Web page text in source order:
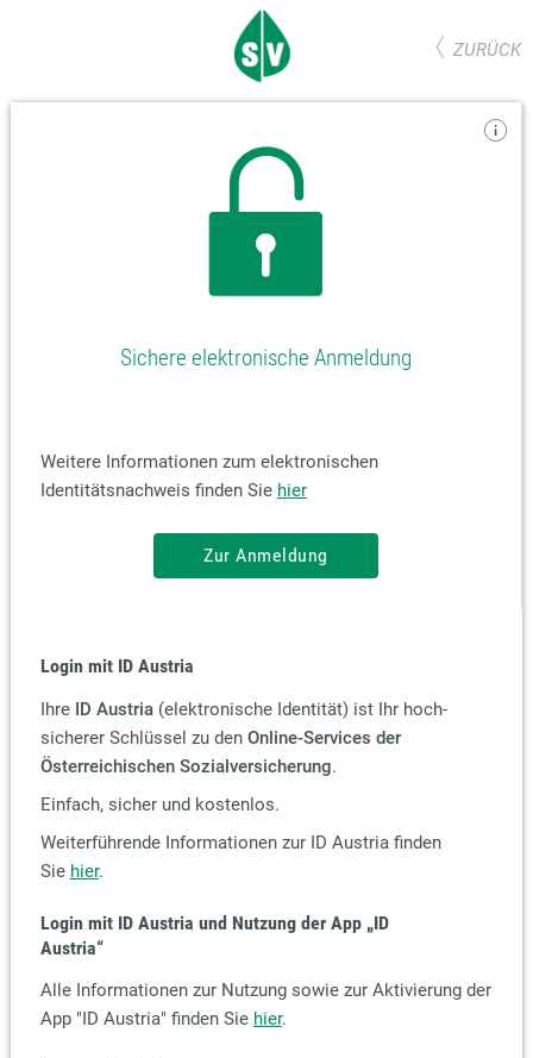
ZURÜCK
Sichere elektronische Anmeldung
Weitere Informationen zum elektronischen
Identitätsnachweis finden Sie hier
Zur Anmeldung
Login mit ID Austria
Ihre ID Austria(elektronische Identität) ist Ihr hoch-
sicherer Schlüssel zu den Online-Services der
Österreichischen Sozialversicherung.
Einfach, sicher und kostenlos.
Weiterführende Informationen zur ID Austria finden
Sie hier.
Login mit ID Austria und Nutzung der App „ID
Austria“
Alle Informationen zur Nutzung sowie zur Aktivierung der
App "ID Austria" finden Sie hier.